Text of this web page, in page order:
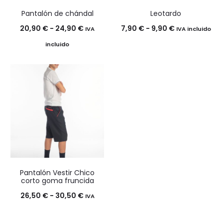
Pantalón de chándal
20,90 € - 24,90 €Rango
IVA
incluido
Leotardo
7,90 € - 9,90 €Rango
IVA incluido
Pantalón Vestir Chico
corto goma fruncida
26,50 € - 30,50 €Rango
IVA